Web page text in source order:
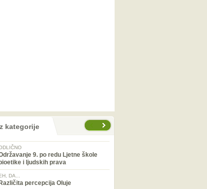
kategorije
9. po redu Ljetne škole
bioetike i ljudskih prava
DA...
Različita percepcija Oluje